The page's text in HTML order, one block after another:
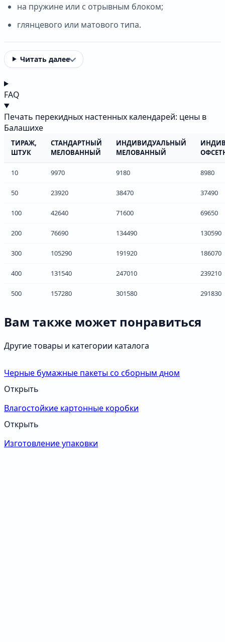
на пружине или с отрывным блоком;
глянцевого или матового типа.
Читать далее
FAQ
Печать перекидных настенных календарей: цены в
Балашихе
ТИРАЖ,
ШТУК
СТАНДАРТНЫЙ
МЕЛОВАННЫЙ
ИНДИВИДУАЛЬНЫЙ
МЕЛОВАННЫЙ
10 9970 9180 8980
50 23920 38470 37490
100 42640 71600 69650
200 76690 134490 130590
300 105290 191920 186070
400 131540 247010 239210
500 157280 301580 291830
Вам также может понравиться
Другие товары и категории каталога
Черные бумажные пакеты со сборным дном
Открыть
Влагостойкие картонные коробки
Открыть
Изготовление упаковки